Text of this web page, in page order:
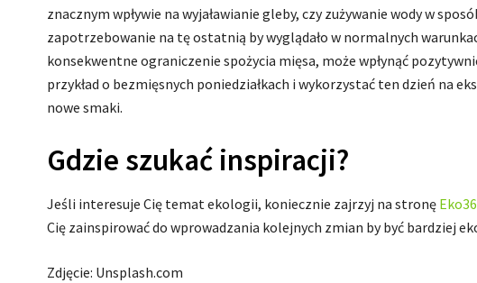
znacznym wpływie na wyjaławianie gleby, czy zużywanie wody w
zapotrzebowanie na tę ostatnią by wyglądało w normalnych
konsekwentne ograniczenie spożycia mięsa, może wpłynąć
przykład o bezmięsnych poniedziałkach i wykorzystać ten dzień na
nowe smaki.
Gdzie szukać inspiracji?
Jeśli interesuje Cię temat ekologii, koniecznie zajrzyj na stronę
Cię zainspirować do wprowadzania kolejnych zmian by być bardziej
Zdjęcie: Unsplash.com